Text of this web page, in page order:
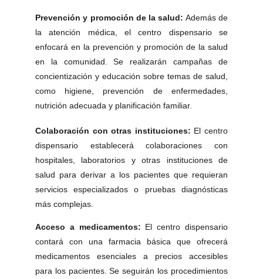
Prevención y promoción de la salud: Además de
la atención médica, el centro dispensario se
enfocará en la prevención y promoción de la salud
en la comunidad. Se realizarán campañas de
concientización y educación sobre temas de salud,
como higiene, prevención de enfermedades,
nutrición adecuada y planificación familiar.
Colaboración con otras instituciones: El centro
dispensario establecerá colaboraciones con
hospitales, laboratorios y otras instituciones de
salud para derivar a los pacientes que requieran
servicios especializados o pruebas diagnósticas
más complejas.
Acceso a medicamentos: El centro dispensario
contará con una farmacia básica que ofrecerá
medicamentos esenciales a precios accesibles
para los pacientes. Se seguirán los procedimientos